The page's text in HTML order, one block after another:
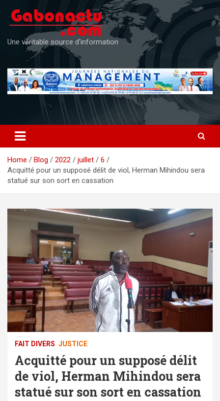
content
Une véritable source d'information
Home Blog 2022 juillet
6
Acquitté pour un supposé délit de viol, Herman Mihindou sera
statué sur son sort en cassation
FAIT DIVERS JUSTICE
Acquitté pour un supposé délit
de viol, Herman Mihindou sera
statué sur son sort en cassation